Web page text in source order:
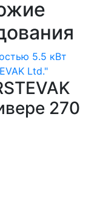
5.5 кВт
Ltd."
270